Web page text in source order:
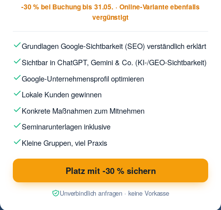
-30 % bei Buchung bis 31.05. · Online-Variante ebenfalls
vergünstigt
Grundlagen Google-Sichtbarkeit (SEO) verständlich erklärt
Sichtbar in ChatGPT, Gemini & Co. (KI-/GEO-Sichtbarkeit)
Google-Unternehmensprofil optimieren
Lokale Kunden gewinnen
Konkrete Maßnahmen zum Mitnehmen
Seminarunterlagen inklusive
Kleine Gruppen, viel Praxis
Platz mit -30 % sichern
Unverbindlich anfragen · keine Vorkasse